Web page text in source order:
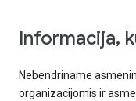
Informacija,
Nebendriname
organizacijomis ir